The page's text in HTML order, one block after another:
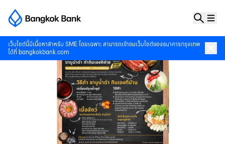
เว็บไซต์นี้มีเนื้อหาสำหรับ SME โดยเฉพาะ สามารถเข้าชมเว็บไซต์ของธนาคารกรุงเทพ
ได้ที่ bangkokbank.com